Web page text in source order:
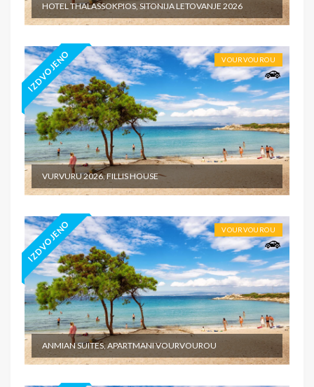
HOTEL THALASSOKPIOS, SITONIJA LETOVANJE 2026
IZDVOJENO VOURVOUROU
VURVURU 2026, FILLIS HOUSE
IZDVOJENO VOURVOUROU
ANMIAN SUITES, APARTMANI VOURVOUROU